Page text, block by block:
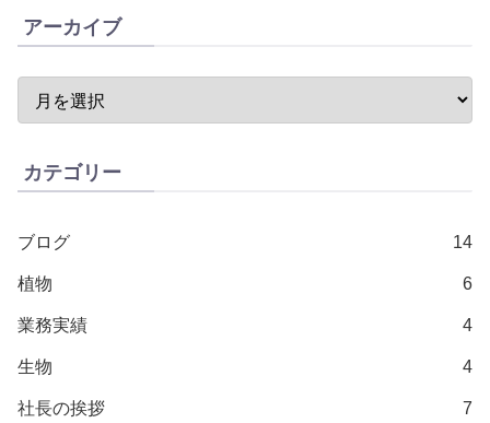
アーカイブ
カテゴリー
ブログ 14
植物 6
業務実績 4
生物 4
社長の挨拶 7